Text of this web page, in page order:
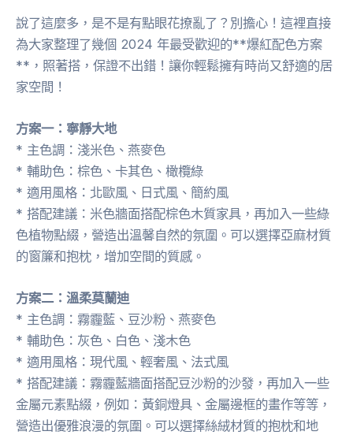
說了這麼多，是不是有點眼花撩亂了？別擔心！這裡直接
為大家整理了幾個 2024 年最受歡迎的**爆紅配色方案
**，照著搭，保證不出錯！讓你輕鬆擁有時尚又舒適的居
家空間！
方案一：寧靜大地
* 主色調：淺米色、燕麥色
* 輔助色：棕色、卡其色、橄欖綠
* 適用風格：北歐風、日式風、簡約風
* 搭配建議：米色牆面搭配棕色木質家具，再加入一些綠
色植物點綴，營造出溫馨自然的氛圍。可以選擇亞麻材質
的窗簾和抱枕，增加空間的質感。
方案二：溫柔莫蘭迪
* 主色調：霧霾藍、豆沙粉、燕麥色
* 輔助色：灰色、白色、淺木色
* 適用風格：現代風、輕奢風、法式風
* 搭配建議：霧霾藍牆面搭配豆沙粉的沙發，再加入一些
金屬元素點綴，例如：黃銅燈具、金屬邊框的畫作等等，
營造出優雅浪漫的氛圍。可以選擇絲絨材質的抱枕和地